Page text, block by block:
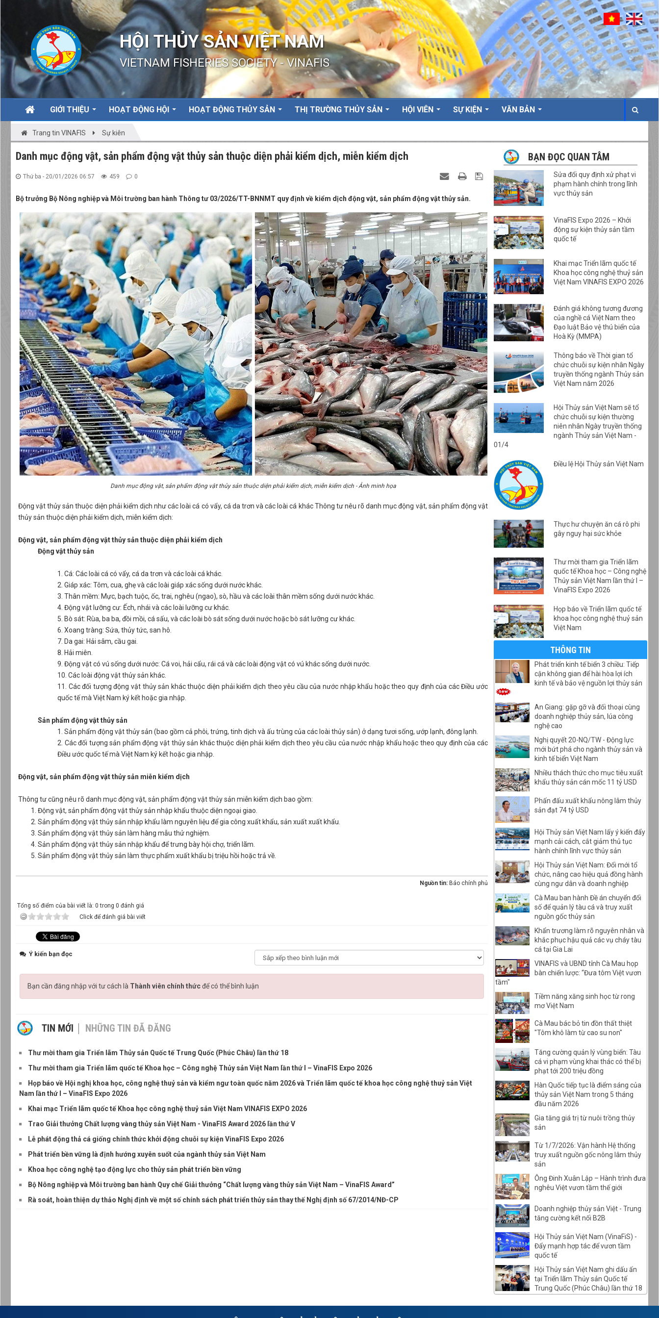
HỘI THỦY SẢN VIỆT NAM
VIETNAM FISHERIES SOCIETY - VINAFIS
GIỚI THIỆU HOẠT ĐỘNG HỘI HOẠT ĐỘNG THỦY SẢN THỊ TRƯỜNG THỦY SẢN HỘI VIÊN SỰ KIỆN VĂN BẢN
Trang tin VINAFIS Sự kiên
Danh mục động vật, sản phẩm động vật thủy sản thuộc diện phải kiểm dịch, miễn kiểm dịch
Thứ ba - 20/01/2026 06:57 459 0
Bộ trưởng Bộ Nông nghiệp và Môi trường ban hành Thông tư 03/2026/TT-BNNMT quy định về kiểm dịch động vật, sản phẩm động vật thủy sản.
Danh mục động vật, sản phẩm động vật thủy sản thuộc diện phải kiểm dịch, miễn kiểm dịch - Ảnh minh họa
Động vật thủy sản thuộc diện phải kiểm dịch như các loài cá có vẩy, cá da trơn và các loài cá khác Thông tư nêu rõ danh mục động vật, sản phẩm động vật
thủy sản thuộc diện phải kiểm dịch, miễn kiểm dịch:
Động vật, sản phẩm động vật thủy sản thuộc diện phải kiểm dịch
Động vật thủy sản
1. Cá: Các loài cá có vẩy, cá da trơn và các loài cá khác.
2. Giáp xác: Tôm, cua, ghẹ và các loài giáp xác sống dưới nước khác.
3. Thân mềm: Mực, bạch tuộc, ốc, trai, nghêu (ngao), sò, hầu và các loài thân mềm sống dưới nước khác.
4. Động vật lưỡng cư: Ếch, nhái và các loài lưỡng cư khác.
5. Bò sát: Rùa, ba ba, đồi mồi, cá sấu, và các loài bò sát sống dưới nước hoặc bò sát lưỡng cư khác.
6. Xoang tràng: Sứa, thủy tức, san hô.
7. Da gai: Hải sâm, cầu gai.
8. Hải miên.
9. Động vật có vú sống dưới nước: Cá voi, hải cẩu, rái cá và các loài động vật có vú khác sống dưới nước.
10. Các loài động vật thủy sản khác.
11. Các đối tượng động vật thủy sản khác thuộc diện phải kiểm dịch theo yêu cầu của nước nhập khẩu hoặc theo quy định của các Điều ước
quốc tế mà Việt Nam ký kết hoặc gia nhập.
Sản phẩm động vật thủy sản
1. Sản phẩm động vật thủy sản (bao gồm cả phôi, trứng, tinh dịch và ấu trùng của các loài thủy sản) ở dạng tươi sống, ướp lạnh, đông lạnh.
2. Các đối tượng sản phẩm động vật thủy sản khác thuộc diện phải kiểm dịch theo yêu cầu của nước nhập khẩu hoặc theo quy định của các
Điều ước quốc tế mà Việt Nam ký kết hoặc gia nhập.
Động vật, sản phẩm động vật thủy sản miễn kiểm dịch
Thông tư cũng nêu rõ danh mục động vật, sản phẩm động vật thủy sản miễn kiểm dịch bao gồm:
Động vật, sản phẩm động vật thủy sản nhập khẩu thuộc diện ngoại giao.
Sản phẩm động vật thủy sản nhập khẩu làm nguyên liệu để gia công xuất khẩu, sản xuất xuất khẩu.
Sản phẩm động vật thủy sản làm hàng mẫu thử nghiệm.
Sản phẩm động vật thủy sản nhập khẩu để trưng bày hội chợ, triển lãm.
Sản phẩm động vật thủy sản làm thực phẩm xuất khẩu bị triệu hồi hoặc trả về.
Nguồn tin: Báo chính phủ
Tổng số điểm của bài viết là: 0 trong 0 đánh giá
Click để đánh giá bài viết
Ý kiến bạn đọc
Bạn cần đăng nhập với tư cách là Thành viên chính thứcđể có thể bình luận
TIN MỚI NHỮNG TIN ĐÃ ĐĂNG
Thư mời tham gia Triển lãm Thủy sản Quốc tế Trung Quốc (Phúc Châu) lần thứ 18
Thư mời tham gia Triển lãm quốc tế Khoa học – Công nghệ Thủy sản Việt Nam lần thứ I – VinaFIS Expo 2026
Họp báo về Hội nghị khoa học, công nghệ thuỷ sản và kiểm ngư toàn quốc năm 2026 và Triển lãm quốc tế khoa học công nghệ thuỷ sản Việt
Nam lần thứ I – VinaFIS Expo 2026
Khai mạc Triển lãm quốc tế Khoa học công nghệ thuỷ sản Việt Nam VINAFIS EXPO 2026
Trao Giải thưởng Chất lượng vàng thủy sản Việt Nam - VinaFIS Award 2026 lần thứ V
Lễ phát động thả cá giống chính thức khởi động chuỗi sự kiện VinaFIS Expo 2026
Phát triển bền vững là định hướng xuyên suốt của ngành thủy sản Việt Nam
Khoa học công nghệ tạo động lực cho thủy sản phát triển bền vững
Bộ Nông nghiệp và Môi trường ban hành Quy chế Giải thưởng “Chất lượng vàng thủy sản Việt Nam – VinaFIS Award”
Rà soát, hoàn thiện dự thảo Nghị định về một số chính sách phát triển thủy sản thay thế Nghị định số 67/2014/NĐ-CP
BẠN ĐỌC QUAN TÂM
Sửa đổi quy định xử phạt vi
phạm hành chính trong lĩnh
vực thủy sản
VinaFIS Expo 2026 – Khởi
động sự kiện thủy sản tầm
quốc tế
Khai mạc Triển lãm quốc tế
Khoa học công nghệ thuỷ sản
Việt Nam VINAFIS EXPO 2026
Đánh giá không tương đương
của nghề cá Việt Nam theo
Đạo luật Bảo vệ thú biển của
Hoà Kỳ (MMPA)
Thông báo về Thời gian tổ
chức chuỗi sự kiện nhân Ngày
truyền thống ngành Thủy sản
Việt Nam năm 2026
Hội Thủy sản Việt Nam sẽ tổ
chức chuỗi sự kiện thường
niên nhân Ngày truyền thống
ngành Thủy sản Việt Nam -
01/4
Điều lệ Hội Thủy sản Việt Nam
Thực hư chuyện ăn cá rô phi
gây nguy hại sức khỏe
Thư mời tham gia Triển lãm
quốc tế Khoa học – Công nghệ
Thủy sản Việt Nam lần thứ I –
VinaFIS Expo 2026
Họp báo về Triển lãm quốc tế
khoa học công nghệ thuỷ sản
Việt Nam
THÔNG TIN
Phát triển kinh tế biển 3 chiều: Tiếp
cận không gian để hài hòa lợi ích
kinh tế và bảo vệ nguồn lợi thủy sản
An Giang: gặp gỡ và đối thoại cùng
doanh nghiệp thủy sản, lúa công
nghệ cao
Nghị quyết 20-NQ/TW - Động lực
mới bứt phá cho ngành thủy sản và
kinh tế biển Việt Nam
Nhiều thách thức cho mục tiêu xuất
khẩu thủy sản cán mốc 11 tỷ USD
Phấn đấu xuất khẩu nông lâm thủy
sản đạt 74 tỷ USD
Hội Thủy sản Việt Nam lấy ý kiến đẩy
mạnh cải cách, cắt giảm thủ tục
hành chính lĩnh vực thủy sản
Hội Thủy sản Việt Nam: Đổi mới tổ
chức, nâng cao hiệu quả đồng hành
cùng ngư dân và doanh nghiệp
Cà Mau ban hành Đề án chuyển đổi
số để quản lý tàu cá và truy xuất
nguồn gốc thủy sản
Khẩn trương làm rõ nguyên nhân và
khắc phục hậu quả các vụ cháy tàu
cá tại Gia Lai
VINAFIS và UBND tỉnh Cà Mau họp
bàn chiến lược: “Đưa tôm Việt vươn
tầm"
Tiềm năng xăng sinh học từ rong
mơ Việt Nam
Cà Mau bác bỏ tin đồn thất thiệt
"Tôm khô làm từ cao su non"
Tăng cường quản lý vùng biển: Tàu
cá vi phạm vùng khai thác có thể bị
phạt tới 200 triệu đồng
Hàn Quốc tiếp tục là điểm sáng của
thủy sản Việt Nam trong 5 tháng
đầu năm 2026
Gia tăng giá trị từ nuôi trồng thủy
sản
Từ 1/7/2026: Vận hành Hệ thống
truy xuất nguồn gốc nông lâm thủy
sản
Ông Đinh Xuân Lập – Hành trình đưa
nghêu Việt vươn tầm thế giới
Doanh nghiệp thủy sản Việt - Trung
tăng cường kết nối B2B
Hội Thủy sản Việt Nam (VinaFiS) -
Đẩy mạnh hợp tác để vươn tầm
quốc tế
Hội Thủy sản Việt Nam ghi dấu ấn
tại Triển lãm Thủy sản Quốc tế
Trung Quốc (Phúc Châu) lần thứ 18